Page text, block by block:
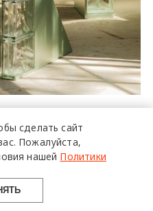
специалистов читают
и архитектуру
в Telegram канале
сделать сайт
Пожалуйста,
нашей Политики